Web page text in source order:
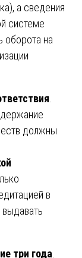
а сведения
системе
оборота на
должны
в
три года